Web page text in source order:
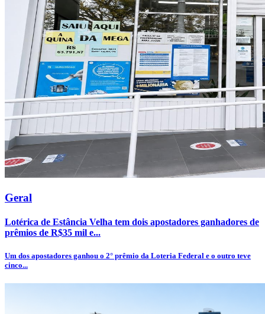
Geral
Lotérica de Estância Velha tem dois apostadores ganhadores de
prêmios de R$35 mil e...
Um dos apostadores ganhou o 2° prêmio da Loteria Federal e o outro teve
cinco...